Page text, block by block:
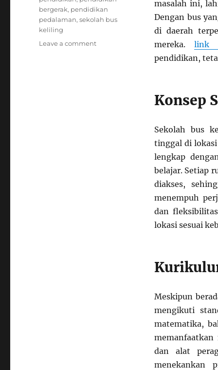
masalah ini,
Dengan bus
di daerah
mereka.link
pendidikan,
Konsep
Sekolah bus
tinggal di
lengkap
belajar. Setiap
diakses,
menempuh
dan
lokasi sesuai
Meskipun
mengikuti
matematika,
memanfaatkan
dan alat
menekankan
bergerak, pendidikan
pedalaman,sekolah bus
keliling
Leave a commenton